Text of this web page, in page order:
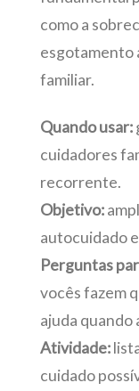
como a
esgotamento
familiar.
Quando usar:
cuidadores
recorrente.
Objetivo:
autocuidado
Perguntas
vocês fazem
ajuda quando
Atividade:
cuidado